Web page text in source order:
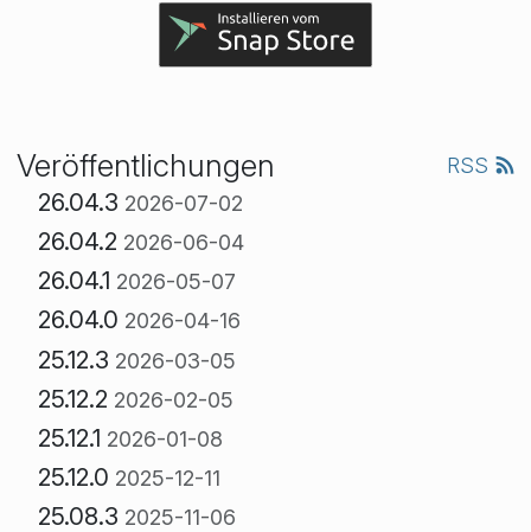
Veröffentlichungen RSS
26.04.3 2026-07-02
26.04.2 2026-06-04
26.04.1 2026-05-07
26.04.0 2026-04-16
25.12.3 2026-03-05
25.12.2 2026-02-05
25.12.1 2026-01-08
25.12.0 2025-12-11
25.08.3 2025-11-06